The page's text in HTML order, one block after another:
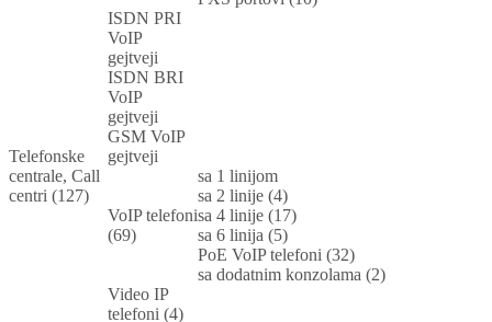
Telefonske
centrale, Call
centri (127)
ISDN PRI
VoIP
gejtveji
ISDN BRI
VoIP
gejtveji
GSM VoIP
gejtveji
VoIP telefoni
(69)
sa 1 linijom
sa 2 linije (4)
sa 4 linije (17)
sa 6 linija (5)
PoE VoIP telefoni (32)
sa dodatnim konzolama (2)
Video IP
telefoni (4)